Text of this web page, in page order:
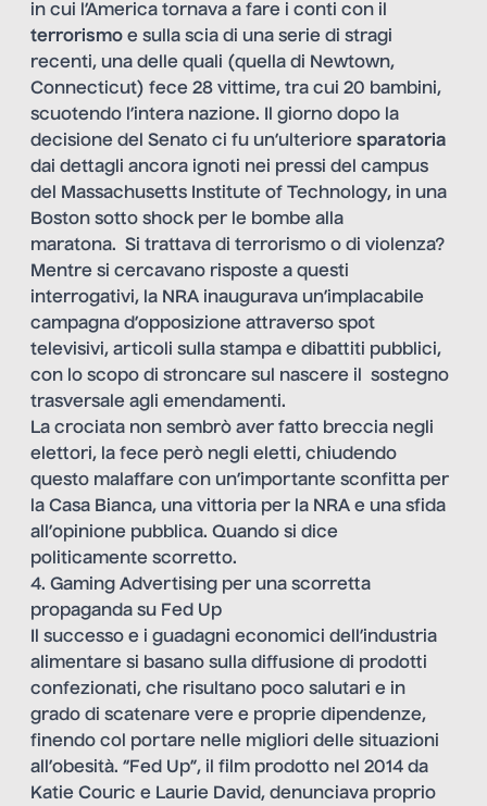
in cui l’America tornava a fare i conti con il
terrorismo e sulla scia di una serie di stragi
recenti, una delle quali (quella di Newtown,
Connecticut) fece 28 vittime, tra cui 20 bambini,
scuotendo l’intera nazione. Il giorno dopo la
decisione del Senato ci fu un’ulteriore sparatoria
dai dettagli ancora ignoti nei pressi del campus
del Massachusetts Institute of Technology, in una
Boston sotto shock per le bombe alla
maratona. Si trattava di terrorismo o di violenza?
Mentre si cercavano risposte a questi
interrogativi, la NRA inaugurava un’implacabile
campagna d’opposizione attraverso spot
televisivi, articoli sulla stampa e dibattiti pubblici,
con lo scopo di stroncare sul nascere il sostegno
trasversale agli emendamenti.
La crociata non sembrò aver fatto breccia negli
elettori, la fece però negli eletti, chiudendo
questo malaffare con un’importante sconfitta per
la Casa Bianca, una vittoria per la NRA e una sfida
all’opinione pubblica. Quando si dice
politicamente scorretto.
4. Gaming Advertising per una scorretta
propaganda su Fed Up
Il successo e i guadagni economici dell’industria
alimentare si basano sulla diffusione di prodotti
confezionati, che risultano poco salutari e in
grado di scatenare vere e proprie dipendenze,
finendo col portare nelle migliori delle situazioni
all’obesità. “Fed Up”, il film prodotto nel 2014 da
Katie Couric e Laurie David, denunciava proprio